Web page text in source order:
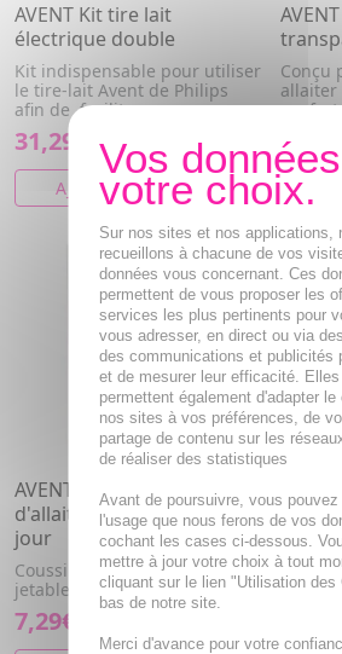
AVENT Kit tire lait
électrique double
Kit indispensable pour utiliser
le tire-lait Avent de Philips
afin de faciliter e...
31,29€
AJOUTER AU PANIER
Conçu
allaiter
8,87€
AVENT Coussinets
d'allaitement jetables de
jour
Coussinets d'allaitement
jetables
7,29€
Conçu
allaiter
Sur nos sites et nos applications,
recueillons à chacune de vos
données vous concernant. Ces
permettent de vous proposer les
services les plus pertinents pour
vous adresser, en direct ou via
des communications et publicités
et de mesurer leur efficacité. Elles
permettent également d'adapter le
nos sites à vos préférences, de
partage de contenu sur les
de réaliser des statistiques
Avant de poursuivre, vous
l'usage que nous ferons de vos
cochant les cases ci-dessous.
mettre à jour votre choix à tout
cliquant sur le lien "Utilisation des
bas de notre site.
Merci d'avance pour votre